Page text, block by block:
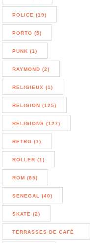
POLICE (19)
PORTO (5)
PUNK (1)
RAYMOND (2)
RELIGIEUX (1)
RELIGION (125)
RELIGIONS (127)
RETRO (1)
ROLLER (1)
ROM (85)
SENEGAL (40)
SKATE (2)
TERRASSES DE CAFÉ